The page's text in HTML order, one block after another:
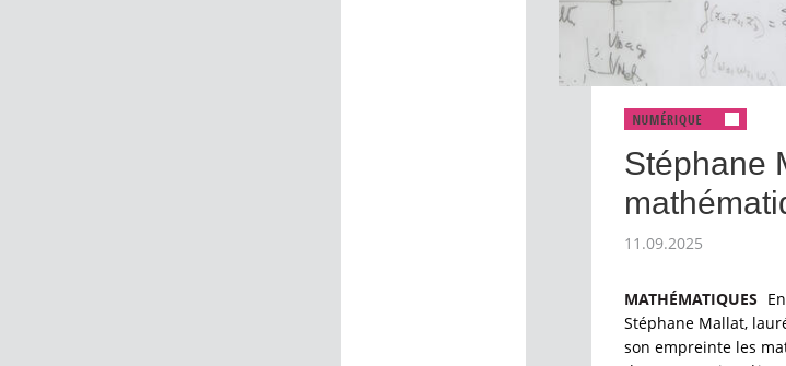
Stéphane
11.09.2025
MATHÉMATIQUES
Stéphane Mallat,
son empreinte les